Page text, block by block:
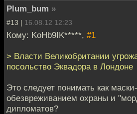
Plum_bum »
#13 | 16.08.12 12:23
Кому: KoHb9IK*****, #1
> Власти Великобритании
посольство Эквадора в Лондоне
Это следует понимать как
обезвреживанием охраны и
дипломатов?